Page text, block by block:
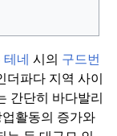
테네 시의 구드번
더파다 지역 사이
간단히 바다발리
활동의 증가와